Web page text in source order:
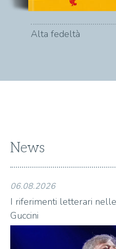
Alta fedeltà
News
06.08.2026
I riferimenti letterari nelle
Guccini